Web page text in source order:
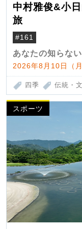
中村雅俊&小
旅
#161
あなたの知らな
2026年8月10日（
四季 伝統・
スポーツ